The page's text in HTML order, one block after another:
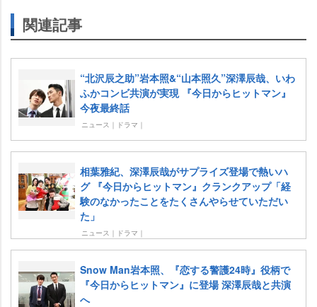
関連記事
“北沢辰之助”岩本照&“山本照久”深澤辰哉、いわ
ふかコンビ共演が実現 『今日からヒットマン』
今夜最終話
ニュース｜ドラマ｜
相葉雅紀、深澤辰哉がサプライズ登場で熱いハ
グ 『今日からヒットマン』クランクアップ「経
験のなかったことをたくさんやらせていただい
た」
ニュース｜ドラマ｜
Snow Man岩本照、『恋する警護24時』役柄で
『今日からヒットマン』に登場 深澤辰哉と共演
へ